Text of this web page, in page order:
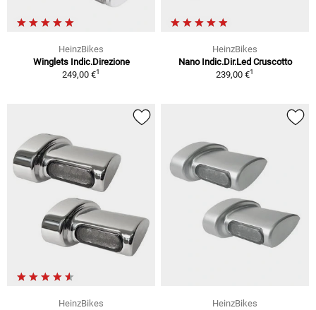
HeinzBikes
Winglets Indic.Direzione
249,00 €1
HeinzBikes
Nano Indic.Dir.Led Cruscotto
239,00 €1
HeinzBikes
HeinzBikes